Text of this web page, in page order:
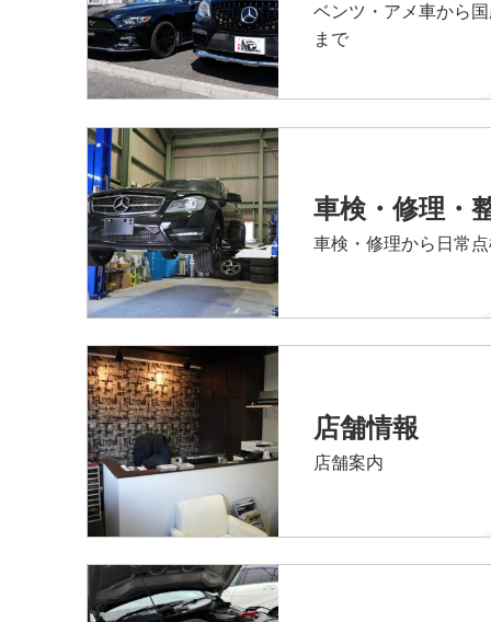
ベンツ・アメ車から
まで
車検・修理・
車検・修理から日常
店舗情報
店舗案内